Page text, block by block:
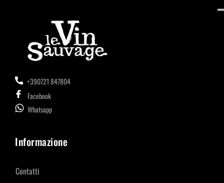
+390721 847804
Facebook
Whatsapp
Informazione
Contatti